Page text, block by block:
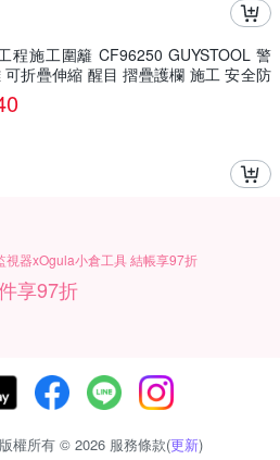
程施工圍籬 CF96250 GUYSTOOL 警
可折疊伸縮 醒目 摺疊護欄 施工 安全防
內裝潢
視器xOgula小倉工具 結帳享97折
享97折
權所有 © 2026 服務條款(更新)